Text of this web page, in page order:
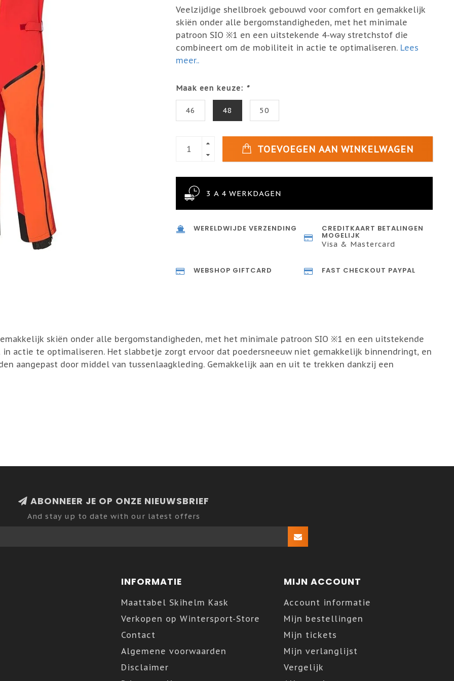
Veelzijdige shellbroek gebouwd voor comfort en gemakkelijk
skiën onder alle bergomstandigheden, met het minimale
patroon SIO ※1 en een uitstekende 4-way stretchstof die
combineert om de mobiliteit in actie te optimaliseren. Lees
meer..
Maak een keuze: *
46 48 50
TOEVOEGEN AAN WINKELWAGEN
3 A 4 WERKDAGEN
WERELDWIJDE VERZENDING CREDITKAART BETALINGEN
MOGELIJK
Visa & Mastercard
WEBSHOP GIFTCARD FAST CHECKOUT PAYPAL
skiën onder alle bergomstandigheden, met het minimale patroon SIO ※1 en een uitstekende
actie te optimaliseren. Het slabbetje zorgt ervoor dat poedersneeuw niet gemakkelijk binnendringt, en
aangepast door middel van tussenlaagkleding. Gemakkelijk aan en uit te trekken dankzij een
ABONNEER JE OP ONZE NIEUWSBRIEF
And stay up to date with our latest offers
INFORMATIE
Maattabel Skihelm Kask
Verkopen op Wintersport-Store
Contact
Algemene voorwaarden
Disclaimer
MIJN ACCOUNT
Account informatie
Mijn bestellingen
Mijn tickets
Mijn verlanglijst
Vergelijk